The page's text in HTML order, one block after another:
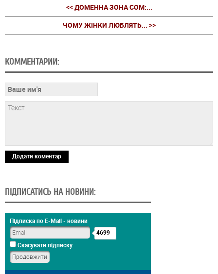
<< ДОМЕННА ЗОНА COM:...
ЧОМУ ЖІНКИ ЛЮБЛЯТЬ... >>
КОММЕНТАРИИ:
Додати коментар
ПІДПИСАТИСЬ НА НОВИНИ:
Підписка по E-Mail - новини
4699
Скасувати підписку